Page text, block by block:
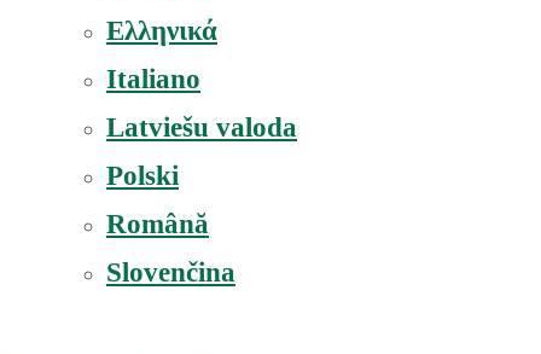
Ελληνικά
Italiano
Latviešu valoda
Polski
Română
Slovenčina